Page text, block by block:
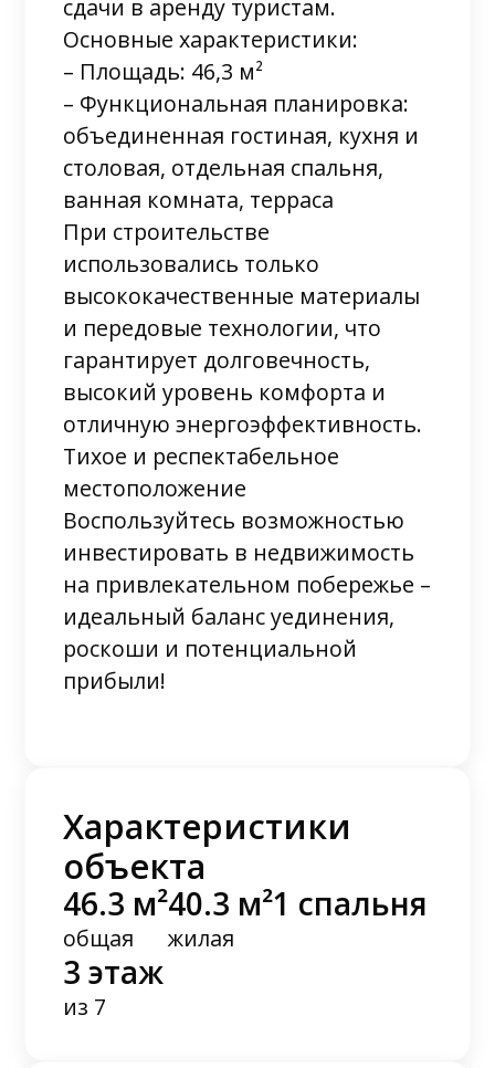
сдачи в аренду туристам.
Основные характеристики:
– Площадь: 46,3 м²
– Функциональная планировка:
объединенная гостиная, кухня и
столовая, отдельная спальня,
ванная комната, терраса
При строительстве
использовались только
высококачественные материалы
и передовые технологии, что
гарантирует долговечность,
высокий уровень комфорта и
отличную энергоэффективность.
Тихое и респектабельное
местоположение
Воспользуйтесь возможностью
инвестировать в недвижимость
на привлекательном побережье –
идеальный баланс уединения,
роскоши и потенциальной
прибыли!
Характеристики
объекта
46.3 м²
общая
40.3 м²
жилая
1 спальня
3 этаж
из 7